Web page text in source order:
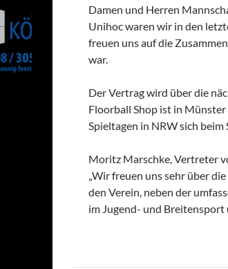
Damen und Herren
Unihoc waren wir in den
freuen uns auf die
war.
Der Vertrag wird über die
Floorball Shop ist in
Spieltagen in NRW sich
Moritz Marschke, Vertreter
„Wir freuen uns sehr über
den Verein, neben der
im Jugend- und Breitensport